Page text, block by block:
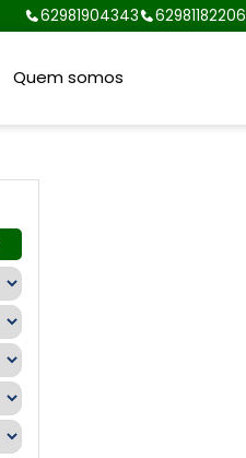
62981904343 62981182206
Quem somos